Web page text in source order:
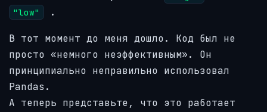
"low" .
В тот момент до меня дошло. Код был не
просто «немного неэффективным». Он
принципиально неправильно использовал
Pandas.
А теперь представьте, что это работает